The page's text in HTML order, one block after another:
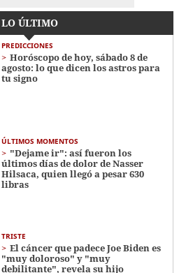
LO ÚLTIMO
PREDICCIONES
Horóscopo de hoy, sábado 8 de
agosto: lo que dicen los astros para
tu signo
ÚLTIMOS MOMENTOS
"Dejame ir": así fueron los
últimos días de dolor de Nasser
Hilsaca, quien llegó a pesar 630
libras
TRISTE
El cáncer que padece Joe Biden es
"muy doloroso" y "muy
debilitante", revela su hijo